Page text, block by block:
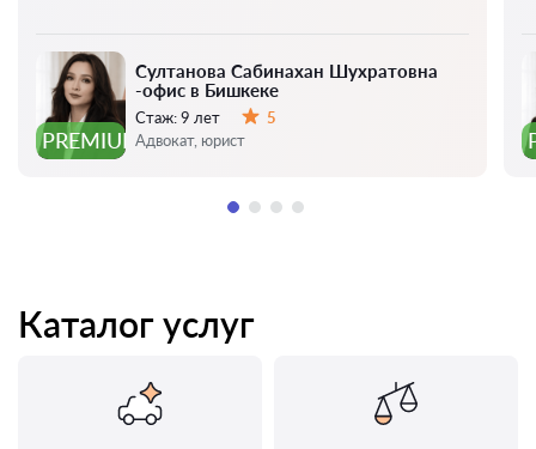
PREMIUM
Султанова Сабинахан Шухратовна
-офис в Бишкеке
Стаж:9 лет
Оценка:
5
Адвокат, юрист
Каталог услуг